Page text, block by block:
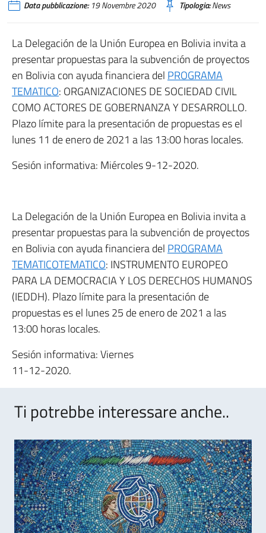
Data pubblicazione:19 Novembre 2020 Tipologia:News
La Delegación de la Unión Europea en Bolivia invita a
presentar propuestas para la subvención de proyectos
en Bolivia con ayuda financiera del PROGRAMA
TEMATICO: ORGANIZACIONES DE SOCIEDAD CIVIL
COMO ACTORES DE GOBERNANZA Y DESARROLLO.
Plazo límite para la presentación de propuestas es el
lunes 11 de enero de 2021 a las 13:00 horas locales.
Sesión informativa: Miércoles 9-12-2020.
La Delegación de la Unión Europea en Bolivia invita a
presentar propuestas para la subvención de proyectos
en Bolivia con ayuda financiera del PROGRAMA
TEMATICOTEMATICO: INSTRUMENTO EUROPEO
PARA LA DEMOCRACIA Y LOS DERECHOS HUMANOS
(IEDDH). Plazo límite para la presentación de
propuestas es el lunes 25 de enero de 2021 a las
13:00 horas locales.
Sesión informativa: Viernes
11-12-2020.
Ti potrebbe interessare anche..